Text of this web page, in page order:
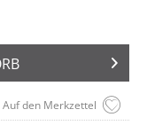
Auf den Merkzettel